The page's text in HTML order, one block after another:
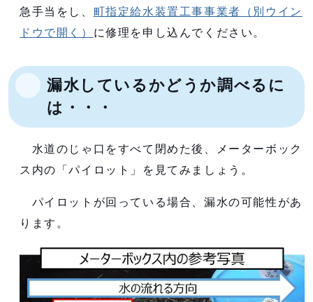
急手当をし、 町指定給水装置工事事業者
（別ウイン
ドウで開く） に修理を申し込んでください。
漏水しているかどうか調べるに
は・・・
水道のじゃ口をすべて閉めた後、メーターボック
ス内の「パイロット」を見てみましょう。
パイロットが回っている場合、漏水の可能性があ
ります。